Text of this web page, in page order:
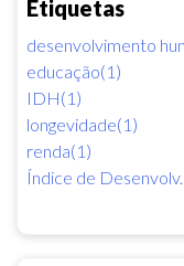
Etiquetas
desenvolvimento
educação(1)
IDH(1)
longevidade(1)
renda(1)
Índice de